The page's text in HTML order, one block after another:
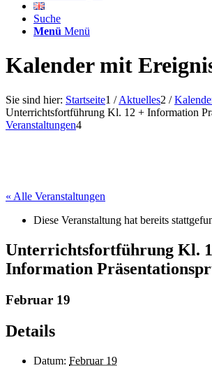
Suche
Menü Menü
Kalender mit
Sie sind hier: Startseite1 / Aktuelles2 /
Unterrichtsfortführung Kl. 12 + Information
Veranstaltungen4
« Alle Veranstaltungen
Diese Veranstaltung hat bereits
Unterrichtsfortführung Kl.
Information
Februar 19
Details
Datum: Februar 19